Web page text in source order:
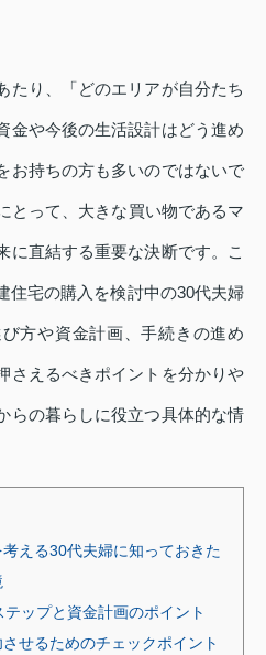
たり、「どのエリアが自分たち
金や今後の生活設計はどう進め
お持ちの方も多いのではないで
とって、大きな買い物であるマ
に直結する重要な決断です。こ
住宅の購入を検討中の30代夫婦
方や資金計画、手続きの進め
さえるべきポイントを分かりや
らの暮らしに役立つ具体的な情
える30代夫婦に知っておきた
テップと資金計画のポイント
せるためのチェックポイント